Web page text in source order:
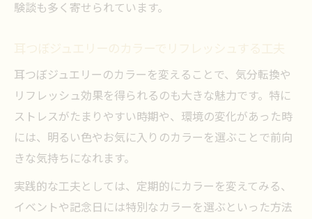
験談も多く寄せられています。
耳つぼジュエリーのカラーでリフレッシュする工夫
耳つぼジュエリーのカラーを変えることで、気分転換や
リフレッシュ効果を得られるのも大きな魅力です。特に
ストレスがたまりやすい時期や、環境の変化があった時
には、明るい色やお気に入りのカラーを選ぶことで前向
きな気持ちになれます。
実践的な工夫としては、定期的にカラーを変えてみる、
イベントや記念日には特別なカラーを選ぶといった方法